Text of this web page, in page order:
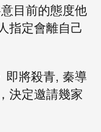
目前的態度他
指定會離自己
即將殺青, 秦導
決定邀請幾家